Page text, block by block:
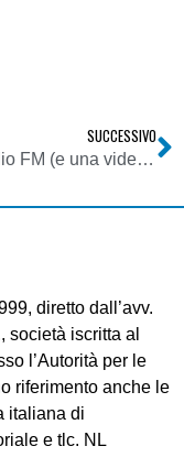
SUCCESSIVO
Una radio FM (e una videocamera) per Re iPod
diretto dall’avv.
società iscritta al
l’Autorità per le
riferimento anche le
italiana di
e tlc. NL